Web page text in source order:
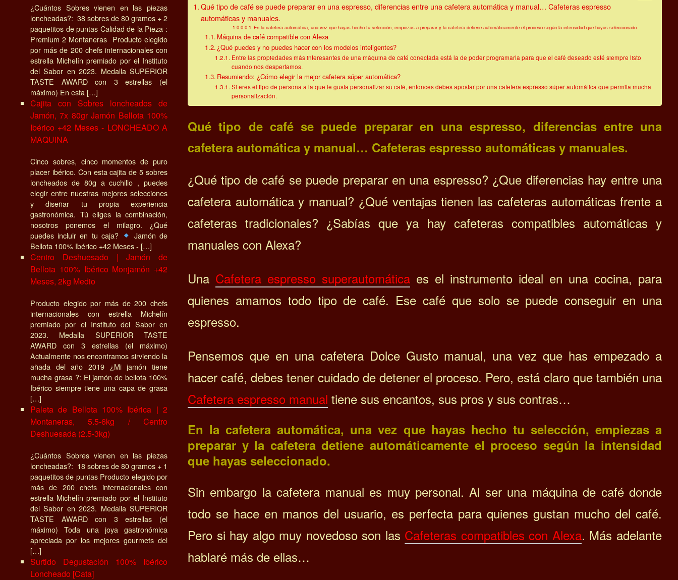
Qué tipo de café se puede preparar en una espresso, diferencias entre una cafetera automática y manual… Cafeteras espresso
automáticas y manuales.
En la cafetera automática, una vez que hayas hecho tu selección, empiezas a preparar y la cafetera detiene automáticamente el proceso según la intensidad que hayas seleccionado.
Máquina de café compatible con Alexa
¿Qué puedes y no puedes hacer con los modelos inteligentes?
Entre las propiedades más interesantes de una máquina de café conectada está la de poder programarla para que el café deseado esté siempre listo
cuando nos despertamos.
Resumiendo: ¿Cómo elegir la mejor cafetera súper automática?
Si eres el tipo de persona a la que le gusta personalizar su café, entonces debes apostar por una cafetera espresso súper automática que permita mucha
personalización.
Qué tipo de café se puede preparar en una espresso, diferencias entre una
cafetera automática y manual… Cafeteras espresso automáticas y manuales.
¿Qué tipo de café se puede preparar en una espresso? ¿Que diferencias hay entre una
cafetera automática y manual? ¿Qué ventajas tienen las cafeteras automáticas frente a
cafeteras tradicionales? ¿Sabías que ya hay cafeteras compatibles automáticas y
manuales con Alexa?
Una Cafetera espresso superautomática es el instrumento ideal en una cocina, para
quienes amamos todo tipo de café. Ese café que solo se puede conseguir en una
espresso.
Pensemos que en una cafetera Dolce Gusto manual, una vez que has empezado a
hacer café, debes tener cuidado de detener el proceso. Pero, está claro que también una
Cafetera espresso manual tiene sus encantos, sus pros y sus contras…
En la cafetera automática, una vez que hayas hecho tu selección, empiezas a
preparar y la cafetera detiene automáticamente el proceso según la intensidad
que hayas seleccionado.
Sin embargo la cafetera manual es muy personal. Al ser una máquina de café donde
todo se hace en manos del usuario, es perfecta para quienes gustan mucho del café.
Pero si hay algo muy novedoso son las Cafeteras compatibles con Alexa. Más adelante
hablaré más de ellas…
¿Cuántos Sobres vienen en las piezas
loncheadas?: 38 sobres de 80 gramos + 2
paquetitos de puntas Calidad de la Pieza :
Premium 2 Montaneras Producto elegido
por más de 200 chefs internacionales con
estrella Michelín premiado por el Instituto
del Sabor en 2023. Medalla SUPERIOR
TASTE AWARD con 3 estrellas (el
máximo) En esta […]
Cajita con Sobres loncheados de
Jamón, 7x 80gr Jamón Bellota 100%
Ibérico +42 Meses - LONCHEADO A
MAQUINA
Cinco sobres, cinco momentos de puro
placer ibérico. Con esta cajita de 5 sobres
loncheados de 80g a cuchillo , puedes
elegir entre nuestras mejores selecciones
y diseñar tu propia experiencia
gastronómica. Tú eliges la combinación,
nosotros ponemos el milagro. ¿Qué
puedes incluir en tu caja?
Jamón de
Bellota 100% Ibérico +42 Meses - […]
Centro Deshuesado | Jamón de
Bellota 100% Ibérico Monjamón +42
Meses, 2kg Medio
Producto elegido por más de 200 chefs
internacionales con estrella Michelín
premiado por el Instituto del Sabor en
2023. Medalla SUPERIOR TASTE
AWARD con 3 estrellas (el máximo)
Actualmente nos encontramos sirviendo la
añada del año 2019 ¿Mi jamón tiene
mucha grasa ?: El jamón de bellota 100%
Ibérico siempre tiene una capa de grasa
[…]
Paleta de Bellota 100% Ibérica | 2
Montaneras, 5.5-6kg / Centro
Deshuesada (2.5-3kg)
¿Cuántos Sobres vienen en las piezas
loncheadas?: 18 sobres de 80 gramos + 1
paquetitos de puntas Producto elegido por
más de 200 chefs internacionales con
estrella Michelín premiado por el Instituto
del Sabor en 2023. Medalla SUPERIOR
TASTE AWARD con 3 estrellas (el
máximo) Toda una joya gastronómica
apreciada por los mejores gourmets del
[…]
Surtido Degustación 100% Ibérico
Loncheado [Cata]